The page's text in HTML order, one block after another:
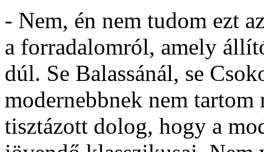
- Nem, én nem tudom ezt
a forradalomról, amely
dúl. Se Balassánál, se
modernebbnek nem
tisztázott dolog, hogy a